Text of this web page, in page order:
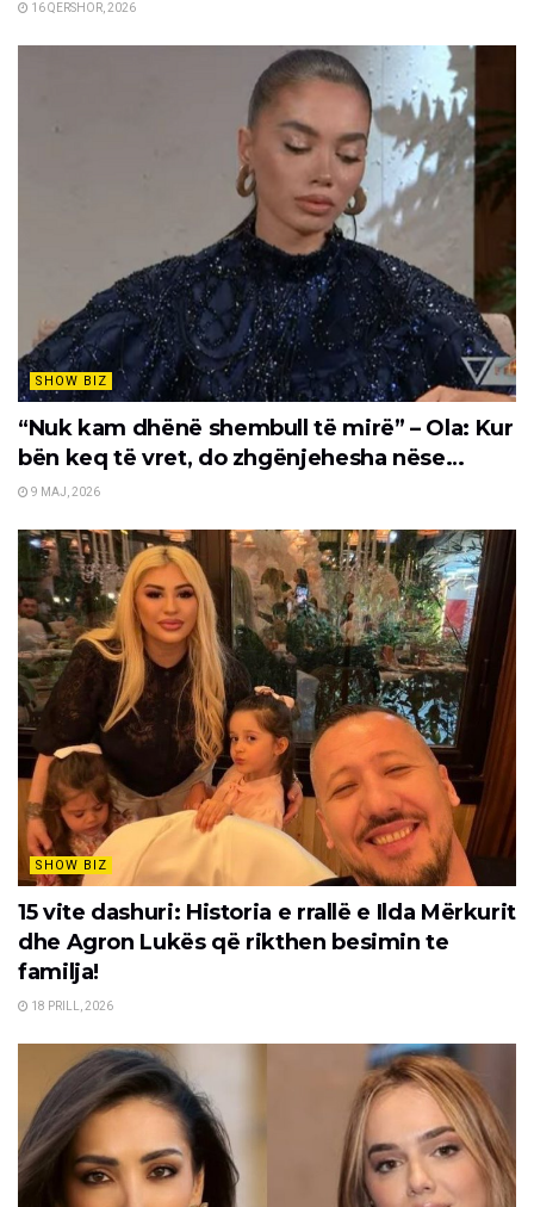
16 QERSHOR, 2026
SHOW BIZ
“Nuk kam dhënë shembull të mirë” – Ola: Kur
bën keq të vret, do zhgënjehesha nëse…
9 MAJ, 2026
SHOW BIZ
15 vite dashuri: Historia e rrallë e Ilda Mërkurit
dhe Agron Lukës që rikthen besimin te
familja!
18 PRILL, 2026